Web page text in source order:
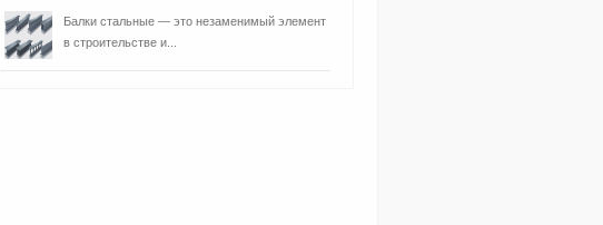
Балки стальные — это незаменимый элемент
в строительстве и...